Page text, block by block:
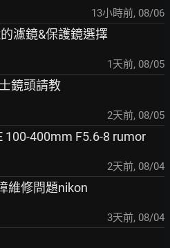
13小時前, 08/06
濾鏡&保護鏡選擇
1天前, 08/05
鏡頭請教
2天前, 08/05
100-400mm F5.6-8 rumor
2天前, 08/04
維修問題nikon
3天前, 08/04